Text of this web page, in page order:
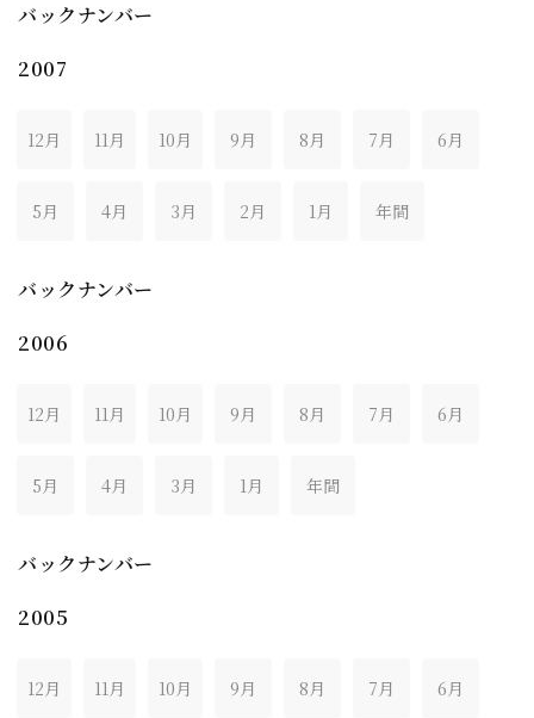
バックナンバー
2007
12月 11月 10月 9月 8月 7月 6月
5月 4月 3月 2月 1月 年間
バックナンバー
2006
12月 11月 10月 9月 8月 7月 6月
5月 4月 3月 1月 年間
バックナンバー
2005
12月 11月 10月 9月 8月 7月 6月